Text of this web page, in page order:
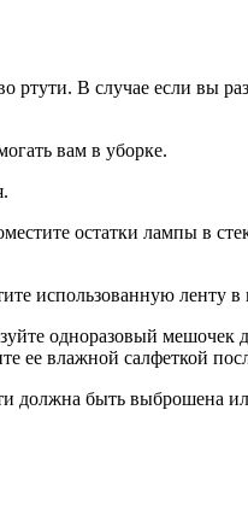
В случае если вы
вам в уборке.
остатки лампы в
использованную ленту в
одноразовый мешочек
ее влажной салфеткой
быть выброшена